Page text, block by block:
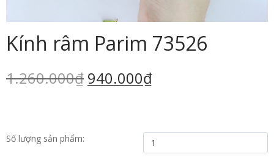
Kính râm Parim 73526
1.260.000₫ 940.000₫
Số lượng sản phẩm:
Kính
râm